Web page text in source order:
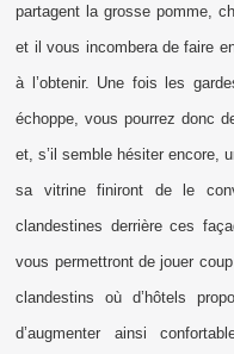
partagent la grosse pomme,
et il vous incombera de faire
à l’obtenir. Une fois les
échoppe, vous pourrez donc
et, s’il semble hésiter encore,
sa vitrine finiront de le
clandestines derrière ces
vous permettront de jouer
clandestins où d’hôtels
d’augmenter ainsi